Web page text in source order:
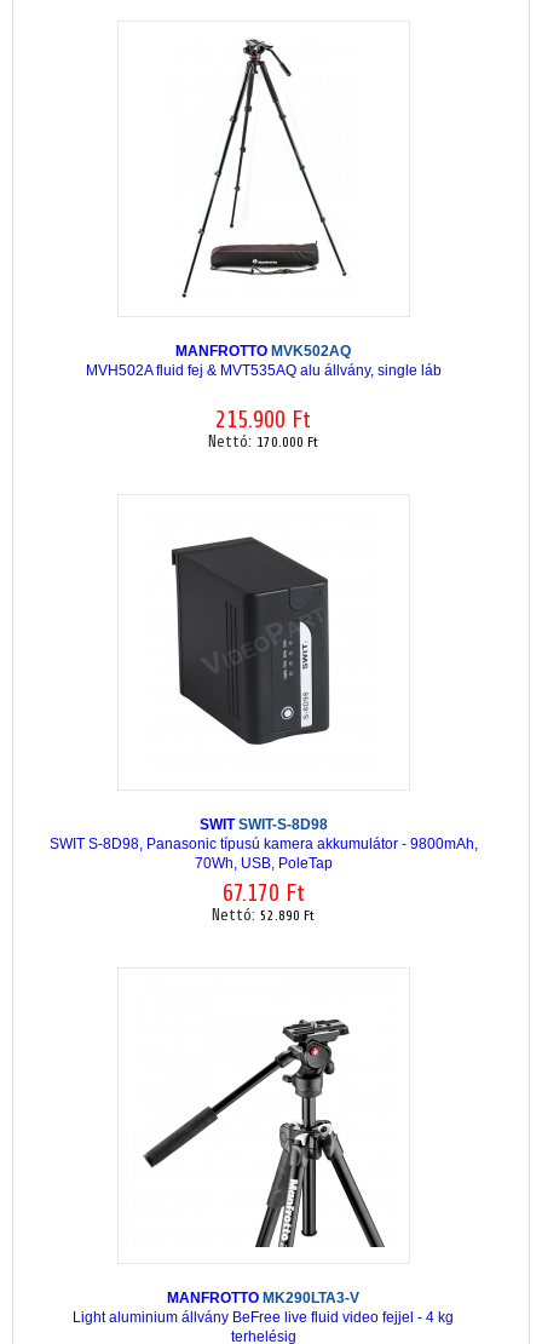
MANFROTTO MVK502AQ
MVH502A fluid fej & MVT535AQ alu állvány, single láb
215.900 Ft
Nettó: 170.000 Ft
SWITSWIT-S-8D98
SWIT S-8D98, Panasonic típusú kamera akkumulátor - 9800mAh,
70Wh, USB, PoleTap
67.170 Ft
Nettó: 52.890 Ft
MANFROTTO MK290LTA3-V
Light aluminium állvány BeFree live fluid video fejjel - 4 kg
terhelésig